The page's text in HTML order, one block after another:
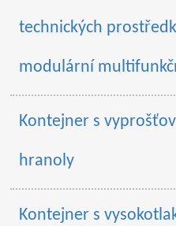
technických
modulární
Kontejner s
hranoly
Kontejner s